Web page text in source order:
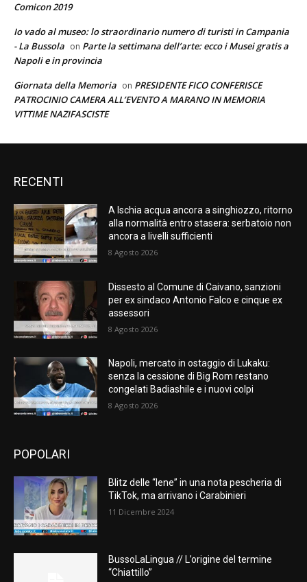
Comicon 2019
Io vado al museo: lo straordinario numero di turisti in Campania
- La Bussola on Parte la settimana dell’arte: ecco i Musei gratis a
Napoli e in provincia
Giornata della Memoria on PRESIDENTE FICO CONFERISCE
PATROCINIO CAMERA ALL’EVENTO A MARANO IN MEMORIA
VITTIME NAZIFASCISTE
RECENTI
A Ischia acqua ancora a singhiozzo, ritorno
alla normalità entro stasera: serbatoio non
ancora a livelli sufficienti
8 Agosto 2026
Dissesto al Comune di Caivano, sanzioni
per ex sindaco Antonio Falco e cinque ex
assessori
8 Agosto 2026
Napoli, mercato in ostaggio di Lukaku:
senza la cessione di Big Rom restano
congelati Badiashile e i nuovi colpi
8 Agosto 2026
POPOLARI
Blitz delle “Iene” in una nota pescheria di
TikTok, ma arrivano i Carabinieri
11 Dicembre 2024
BussoLaLingua // L’origine del termine
“Chiattillo”